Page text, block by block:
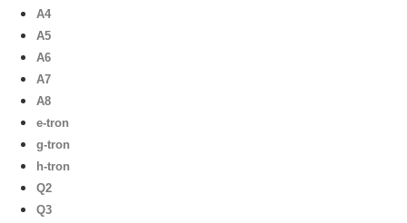
A4
A5
A6
A7
A8
e-tron
g-tron
h-tron
Q2
Q3